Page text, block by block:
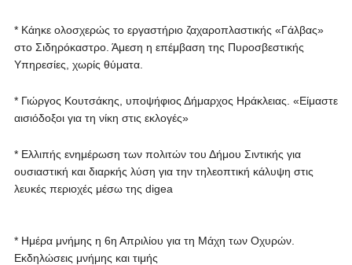
* Κάηκε ολοσχερώς το εργαστήριο ζαχαροπλαστικής «Γάλβας»
στο Σιδηρόκαστρο. Άμεση η επέμβαση της Πυροσβεστικής
Υπηρεσίες, χωρίς θύματα.
* Γιώργος Κουτσάκης, υποψήφιος Δήμαρχος Ηράκλειας. «Είμαστε
αισιόδοξοι για τη νίκη στις εκλογές»
* Ελλιπής ενημέρωση των πολιτών του Δήμου Σιντικής για
ουσιαστική και διαρκής λύση για την τηλεοπτική κάλυψη στις
λευκές περιοχές μέσω της digea
* Ημέρα μνήμης η 6η Απριλίου για τη Μάχη των Οχυρών.
Εκδηλώσεις μνήμης και τιμής